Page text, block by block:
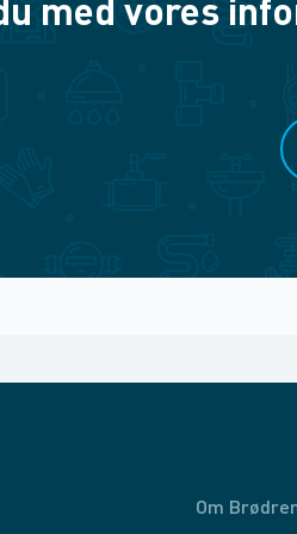
med vores
Om